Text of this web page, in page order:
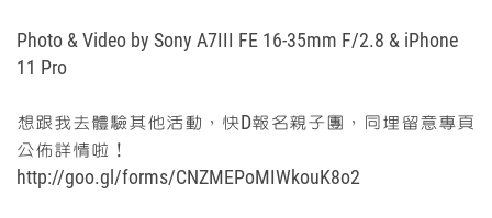
Photo & Video by Sony A7III FE 16-35mm F/2.8 & iPhone
11 Pro
想跟我去體驗其他活動 ，快D報名親子團，同埋留意專頁
公佈詳情啦！
http://goo.gl/forms/CNZMEPoMIWkouK8o2